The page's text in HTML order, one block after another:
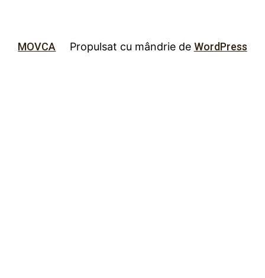
MOVCA Propulsat cu mândrie de WordPress